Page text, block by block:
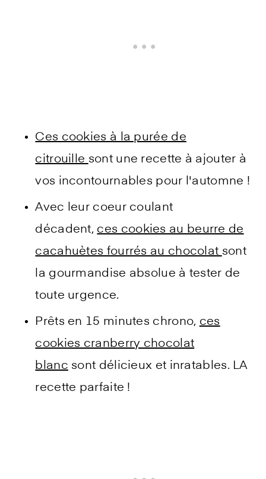
Ces cookies à la purée de
citrouille sont une recette à ajouter à
vos incontournables pour l'automne !
Avec leur coeur coulant
décadent, ces cookies au beurre de
cacahuètes fourrés au chocolat sont
la gourmandise absolue à tester de
toute urgence.
Prêts en 15 minutes chrono, ces
cookies cranberry chocolat
blanc sont délicieux et inratables. LA
recette parfaite !